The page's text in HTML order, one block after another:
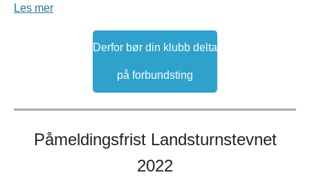
Les mer
Derfor bør din klubb delta
på forbundsting
Påmeldingsfrist Landsturnstevnet
2022